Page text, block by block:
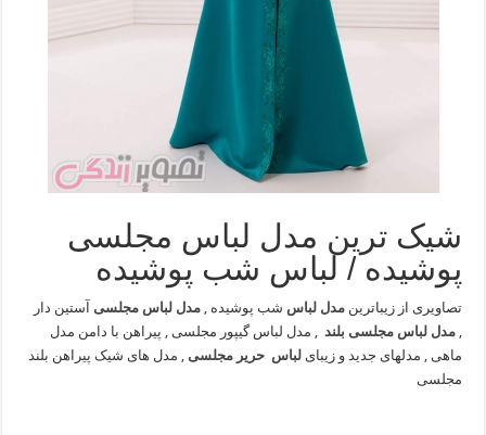
شیک ترین مدل لباس مجلسی
پوشیده / لباس شب پوشیده
تصاویری از زیباترینمدل لباس شب پوشیده ,مدل لباس مجلسی آستین دار
, مدل لباس مجلسی بلند , مدل لباس گیپور مجلسی , پیراهن با دامن مدل
ماهی , مدلهای جدید و زیبایلباس حریر مجلسی , مدل های شیک پیراهن بلند
مجلسی